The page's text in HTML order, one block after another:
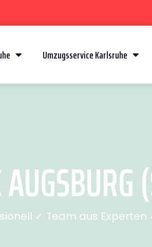
Umzugsservice Karlsruhe
✓ Team aus